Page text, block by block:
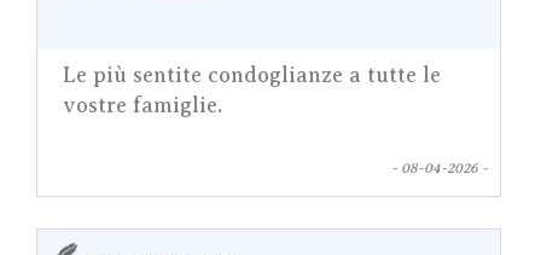
Le più sentite condoglianze a tutte le
vostre famiglie.
- 08-04-2026 -